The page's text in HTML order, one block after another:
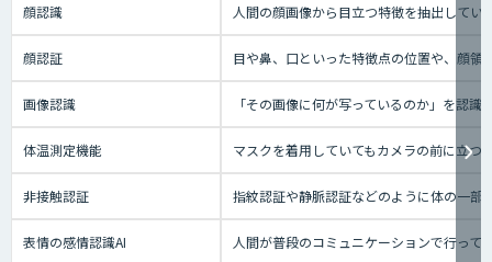
顔認識 人間の顔画像から目立つ特徴を抽出して
顔認証 目や鼻、口といった特徴点の位置や、顔
画像認識 「その画像に何が写っているのか」を認
体温測定機能 マスクを着用していてもカメラの前に立
非接触認証 指紋認証や静脈認証などのように体の一部
表情の感情認識AI 人間が普段のコミュニケーションで行っ